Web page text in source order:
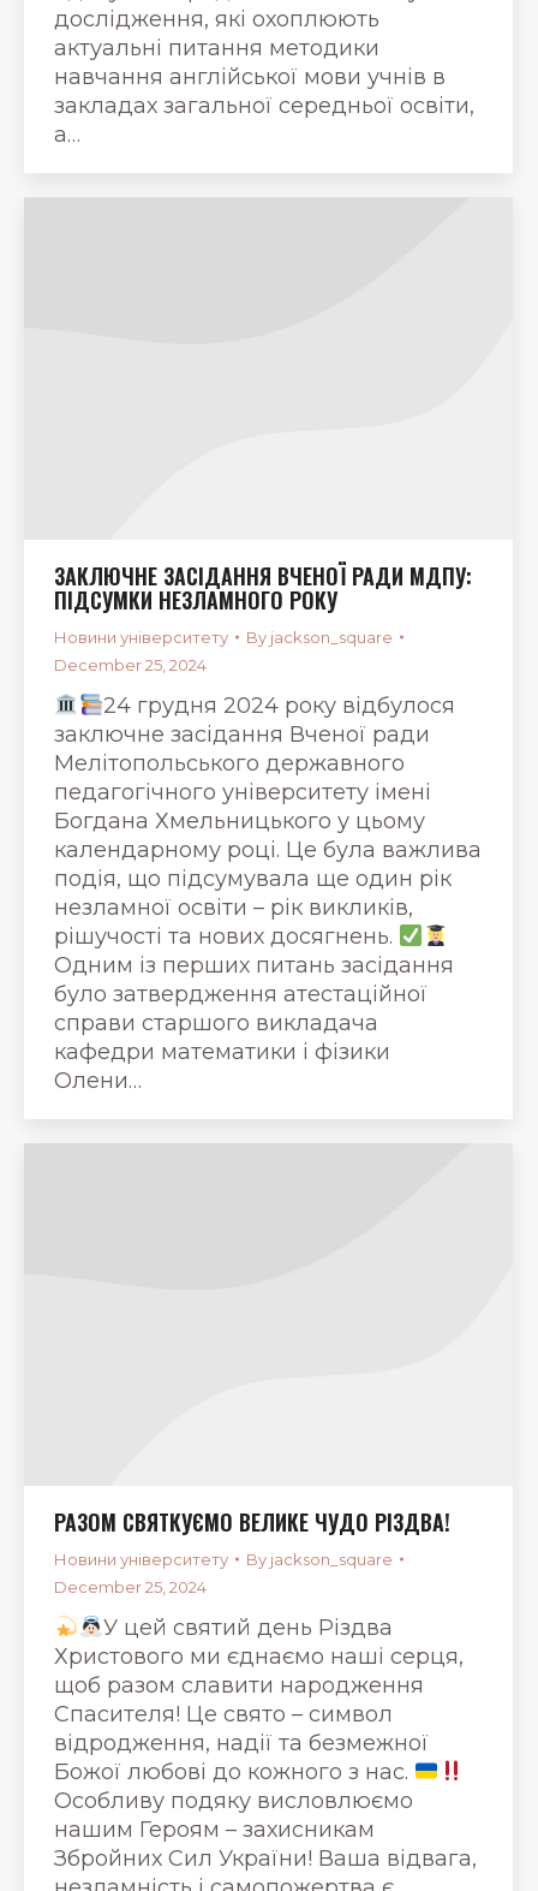
дослідження, які охоплюють
актуальні питання методики
навчання англійської мови учнів в
закладах загальної середньої освіти,
а…
ЗАКЛЮЧНЕ ЗАСІДАННЯ ВЧЕНОЇ РАДИ МДПУ:
ПІДСУМКИ НЕЗЛАМНОГО РОКУ
Новини університету By jackson_square
December 25, 2024
24 грудня 2024 року відбулося
заключне засідання Вченої ради
Мелітопольського державного
педагогічного університету імені
Богдана Хмельницького у цьому
календарному році. Це була важлива
подія, що підсумувала ще один рік
незламної освіти – рік викликів,
рішучості та нових досягнень.
Одним із перших питань засідання
було затвердження атестаційної
справи старшого викладача
кафедри математики і фізики
Олени…
РАЗОМ СВЯТКУЄМО ВЕЛИКЕ ЧУДО РІЗДВА!
Новини університету By jackson_square
December 25, 2024
У цей святий день Різдва
Христового ми єднаємо наші серця,
щоб разом славити народження
Спасителя! Це свято – символ
відродження, надії та безмежної
Божої любові до кожного з нас.
Особливу подяку висловлюємо
нашим Героям – захисникам
Збройних Сил України! Ваша відвага,